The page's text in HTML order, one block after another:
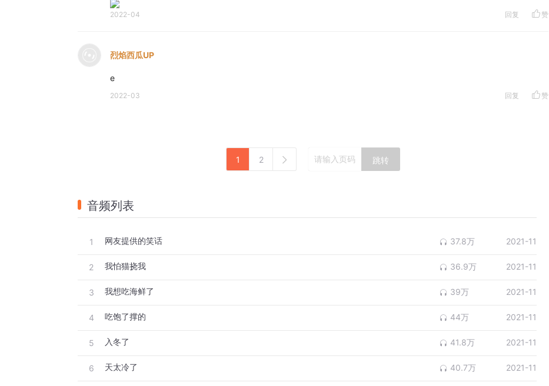
2022-04 回复 赞
烈焰西瓜UP
e
2022-03 回复 赞
1 2 跳转
音频列表
1 网友提供的笑话 37.8万 2021-11
2 我怕猫挠我 36.9万 2021-11
3 我想吃海鲜了 39万 2021-11
4 吃饱了撑的 44万 2021-11
5 入冬了 41.8万 2021-11
6 天太冷了 40.7万 2021-11